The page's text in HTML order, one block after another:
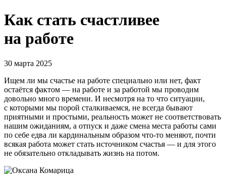
Как стать счастливее
на работе
30 марта 2025
Ищем ли мы счастье на работе специально или нет, факт
остаётся фактом — на работе и за работой мы проводим
довольно много времени. И несмотря на то что ситуации,
с которыми мы порой сталкиваемся, не всегда бывают
приятными и простыми, реальность может не соответствовать
нашим ожиданиям, а отпуск и даже смена места работы сами
по себе едва ли кардинальным образом что-то меняют, почти
всякая работа может стать источником счастья — и для этого
не обязательно откладывать жизнь на потом.